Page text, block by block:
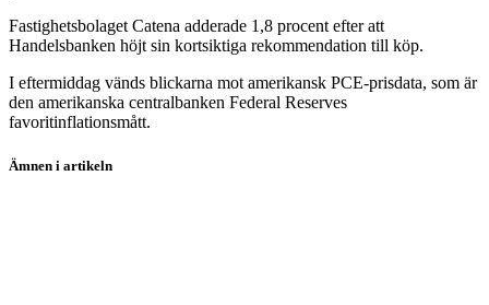
Fastighetsbolaget Catena adderade 1,8 procent efter att
Handelsbanken höjt sin kortsiktiga rekommendation till köp.
I eftermiddag vänds blickarna mot amerikansk PCE-prisdata, som är
den amerikanska centralbanken Federal Reserves
favoritinflationsmått.
Ämnen i artikeln